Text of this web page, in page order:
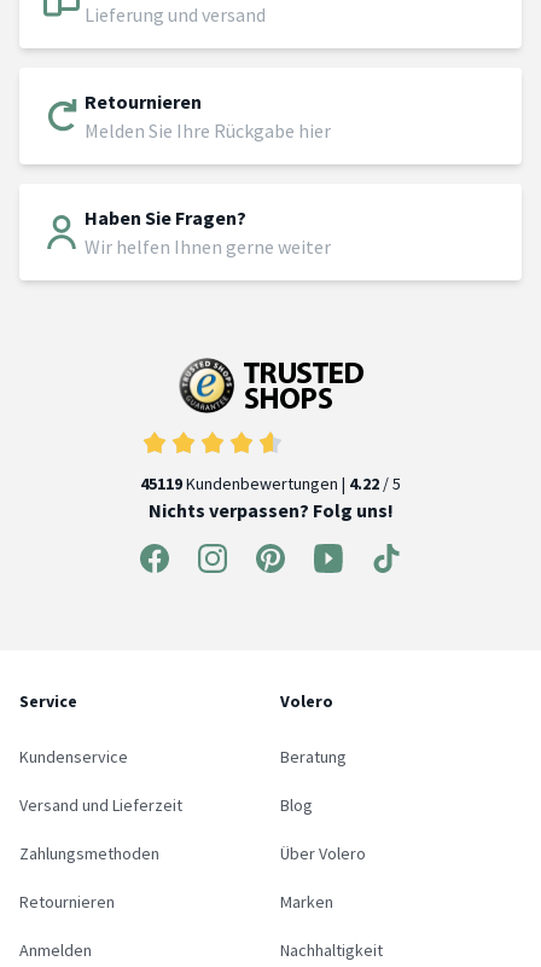
Lieferung und versand
Retournieren
Melden Sie Ihre Rückgabe hier
Haben Sie Fragen?
Wir helfen Ihnen gerne weiter
45119Kundenbewertungen | 4.22 / 5
Nichts verpassen? Folg uns!
Service
Kundenservice
Versand und Lieferzeit
Zahlungsmethoden
Retournieren
Anmelden
Volero
Beratung
Blog
Über Volero
Marken
Nachhaltigkeit